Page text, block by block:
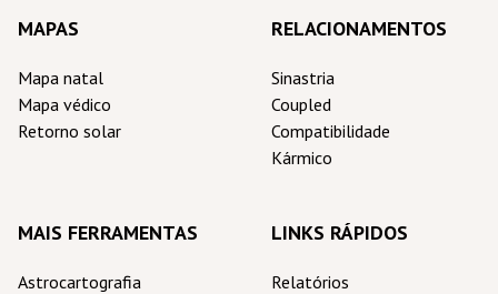
MAPAS
Mapa natal
Mapa védico
Retorno solar
RELACIONAMENTOS
Sinastria
Coupled
Compatibilidade
Kármico
MAIS FERRAMENTAS
Astrocartografia
LINKS RÁPIDOS
Relatórios